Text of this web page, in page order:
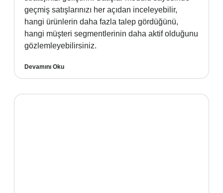
geçmiş satışlarınızı her açıdan inceleyebilir,
hangi ürünlerin daha fazla talep gördüğünü,
hangi müşteri segmentlerinin daha aktif olduğunu
gözlemleyebilirsiniz.
Devamını Oku